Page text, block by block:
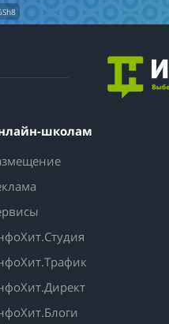
школам